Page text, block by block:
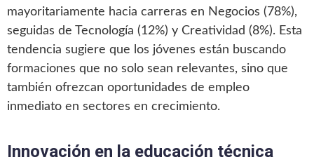
mayoritariamente hacia carreras en Negocios (78%),
seguidas de Tecnología (12%) y Creatividad (8%). Esta
tendencia sugiere que los jóvenes están buscando
formaciones que no solo sean relevantes, sino que
también ofrezcan oportunidades de empleo
inmediato en sectores en crecimiento.
Innovación en la educación técnica